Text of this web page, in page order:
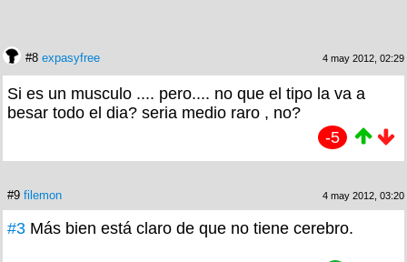
#8 expasyfree 4 may 2012, 02:29
Si es un musculo .... pero.... no que el tipo la va a
besar todo el dia? seria medio raro , no?
-5
#9 filemon 4 may 2012, 03:20
#3 Más bien está claro de que no tiene cerebro.